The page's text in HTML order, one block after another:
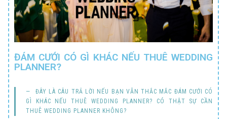
ĐÁM CƯỚI CÓ GÌ KHÁC NẾU THUÊ WEDDING
PLANNER?
ĐÂY LÀ CÂU TRẢ LỜI NẾU BẠN VẪN THẮC MẮC ĐÁM CƯỚI CÓ
GÌ KHÁC NẾU THUÊ WEDDING PLANNER? CÓ THẬT SỰ CẦN
THUÊ WEDDING PLANNER KHÔNG?